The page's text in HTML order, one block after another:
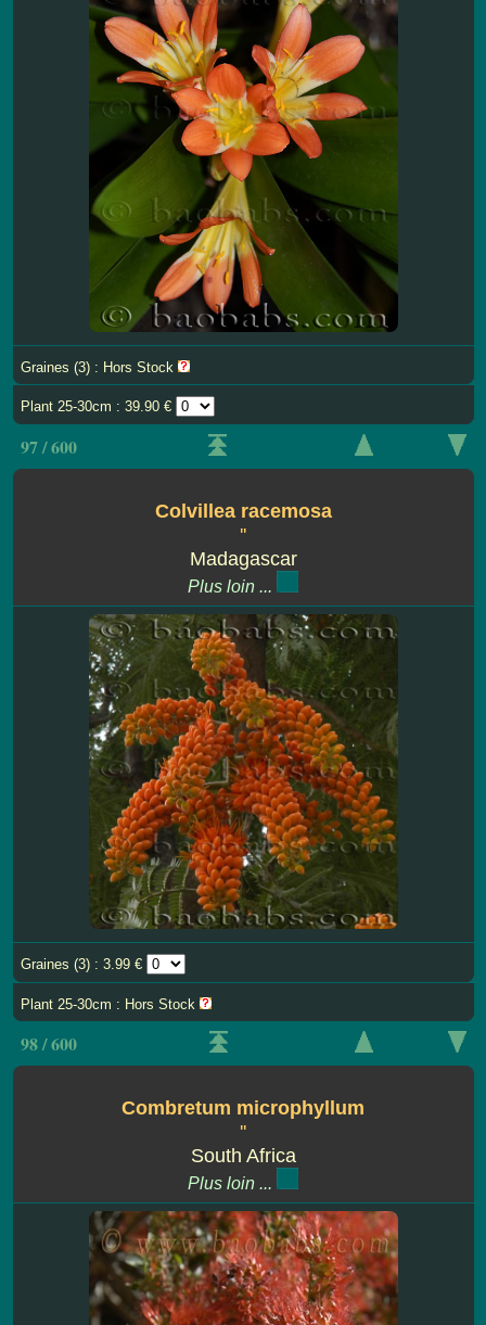
Graines (3) : Hors Stock
Plant 25-30cm : 39.90 €
97 / 600
Colvillea racemosa
''
Madagascar
Plus loin ...
Graines (3) : 3.99 €
Plant 25-30cm : Hors Stock
98 / 600
Combretum microphyllum
''
South Africa
Plus loin ...